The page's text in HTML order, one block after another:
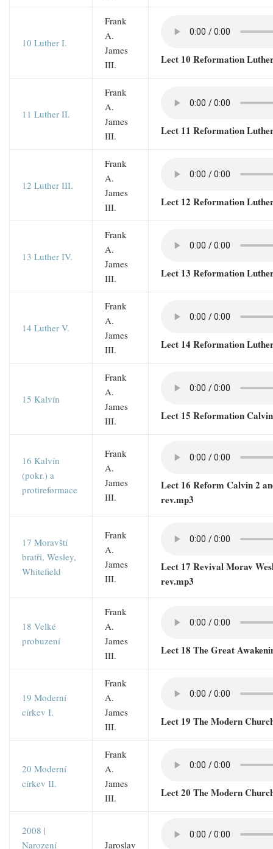
10 Luther I.
Frank
A.
James
III.
Lect 10 Reformation
11 Luther II.
Frank
A.
James
III.
Lect 11 Reformation
12 Luther III.
Frank
A.
James
III.
Lect 12 Reformation
13 Luther IV.
Frank
A.
James
III.
Lect 13 Reformation
14 Luther V.
Frank
A.
James
III.
Lect 14 Reformation
15 Kalvín
Frank
A.
James
III.
Lect 15 Reformation
16 Kalvín
(pokr.) a
protireformace
Frank
A.
James
III.
Lect 16 Reform Calvin 2
rev.mp3
17 Moravští
bratři, Wesley,
Whitefield
Frank
A.
James
III.
Lect 17 Revival Morav
rev.mp3
18 Velké
probuzení
Frank
A.
James
III.
Lect 18 The Great
19 Moderní
církev I.
Frank
A.
James
III.
Lect 19 The Modern
20 Moderní
církev II.
Frank
A.
James
III.
Lect 20 The Modern
2008 |
Narození
Jaroslav